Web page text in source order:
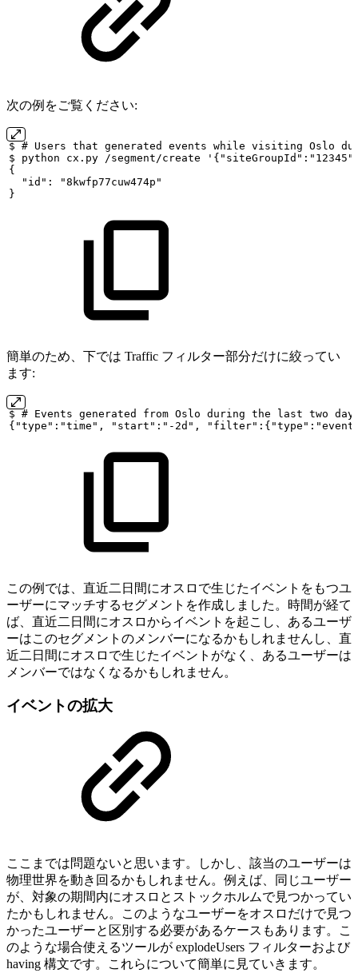
次の例をご覧ください:
$ # Users that generated events while visiting Oslo
$
python cx.py /segment/create
{
"id":
"8kwfp77cuw474p"
}
簡単のため、下では Traffic フィルター部分だけに絞ってい
ます:
$ # Events generated from Oslo during the last two
{"type":"time",
"start":"-2d",
この例では、直近二日間にオスロで生じたイベントをもつユ
ーザーにマッチするセグメントを作成しました。時間が経て
ば、直近二日間にオスロからイベントを起こし、あるユーザ
ーはこのセグメントのメンバーになるかもしれませんし、直
近二日間にオスロで生じたイベントがなく、あるユーザーは
メンバーではなくなるかもしれません。
イベントの拡大
ここまでは問題ないと思います。しかし、該当のユーザーは
物理世界を動き回るかもしれません。例えば、同じユーザー
が、対象の期間内にオスロとストックホルムで見つかってい
たかもしれません。このようなユーザーをオスロだけで見つ
かったユーザーと区別する必要があるケースもあります。こ
のような場合使えるツールが explodeUsers フィルターおよび
having 構文です。これらについて簡単に見ていきます。